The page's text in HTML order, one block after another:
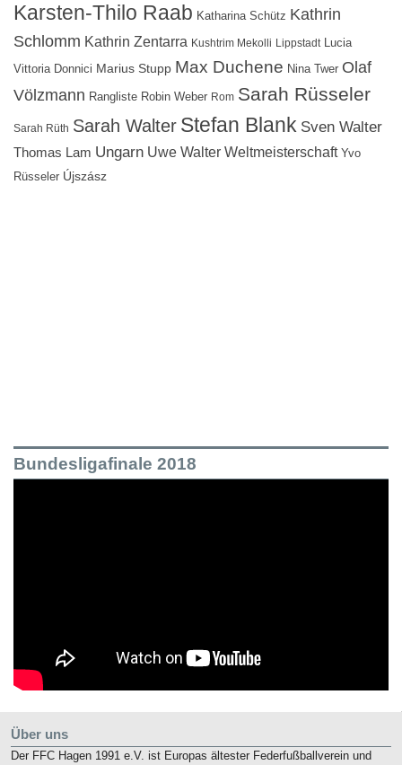
Karsten-Thilo Raab Katharina Schütz Kathrin
Schlomm Kathrin Zentarra Kushtrim Mekolli Lippstadt Lucia
Vittoria Donnici Marius Stupp Max Duchene Nina Twer Olaf
Völzmann Rangliste Robin Weber Rom Sarah Rüsseler
Sarah Rüth Sarah Walter Stefan Blank Sven Walter
Thomas Lam Ungarn Uwe Walter Weltmeisterschaft Yvo
Rüsseler Újszász
Bundesligafinale 2018
Über uns
Der FFC Hagen 1991 e.V. ist Europas ältester Federfußballverein und